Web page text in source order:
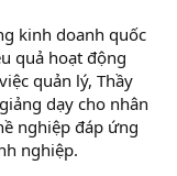
kinh doanh quốc
quả hoạt động
quản lý, Thầy
dạy cho nhân
nghiệp đáp ứng
nghiệp.